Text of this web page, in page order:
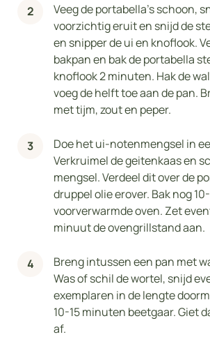
Veeg de portabella's schoon,
voorzichtig eruit en snijd de
en snipper de ui en knoflook.
bakpan en bak de portabella
knoflook 2 minuten. Hak de
voeg de helft toe aan de pan.
met tijm, zout en peper.
Doe het ui-notenmengsel in
Verkruimel de geitenkaas en
mengsel. Verdeel dit over de
druppel olie erover. Bak nog
voorverwarmde oven. Zet
minuut de ovengrillstand aan.
Breng intussen een pan met
Was of schil de wortel, snijd
exemplaren in de lengte
10-15 minuten beetgaar. Giet
af.